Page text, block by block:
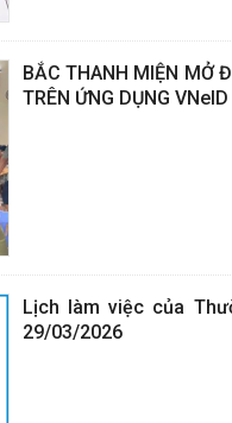
BẮC THANH MIỆN MỞ
TRÊN ỨNG DỤNG VNeID
Lịch làm việc của
29/03/2026